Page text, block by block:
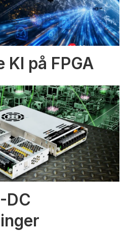
KI på FPGA
DC